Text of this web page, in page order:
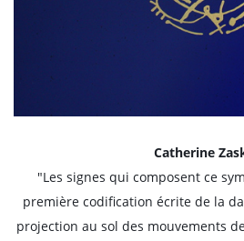
Catherine
"Les signes qui composent ce
première codification écrite de la
projection au sol des mouvements